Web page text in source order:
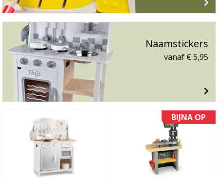
Naamstickers
vanaf € 5,95
BIJNA OP